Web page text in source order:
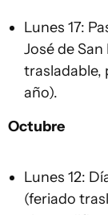
Lunes 17:
José de
trasladable,
año).
Octubre
Lunes 12:
(feriado